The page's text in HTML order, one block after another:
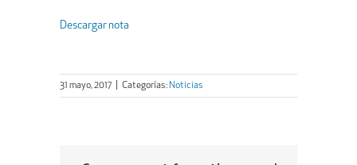
Descargar nota
31 mayo, 2017 Categorías: Noticias